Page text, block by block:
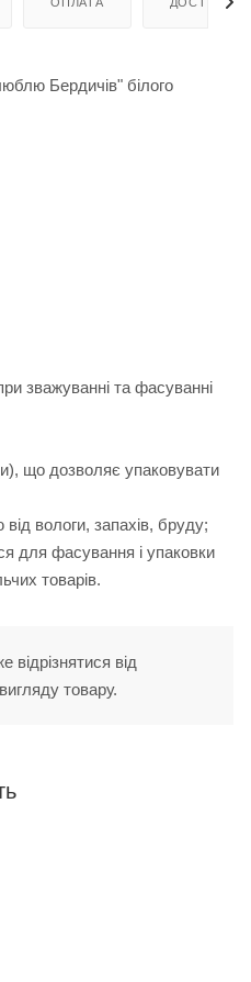
Бердичів" білого
зважуванні та фасуванні
що дозволяє упаковувати
вологи, запахів, бруду;
для фасування і упаковки
товарів.
відрізнятися від
товару.